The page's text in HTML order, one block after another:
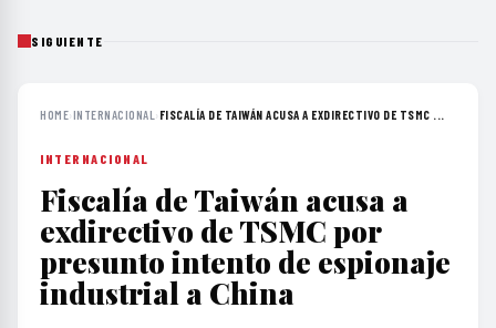
SIGUIENTE
HOME›INTERNACIONAL › FISCALÍA DE TAIWÁN ACUSA A EXDIRECTIVO DE TSMC ...
INTERNACIONAL
Fiscalía de Taiwán acusa a
exdirectivo de TSMC por
presunto intento de espionaje
industrial a China